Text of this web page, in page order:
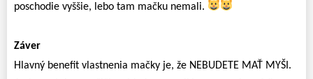
poschodie vyššie, lebo tam mačku nemali.
Záver
Hlavný benefit vlastnenia mačky je, že NEBUDETE MAŤ MYŠI.